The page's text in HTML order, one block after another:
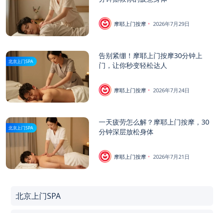
摩耶上门按摩 2026年7月29日
北京上门SPA
告别紧绷！摩耶上门按摩30分钟上
门，让你秒变轻松达人
摩耶上门按摩 2026年7月24日
北京上门SPA
一天疲劳怎么解？摩耶上门按摩，30
分钟深层放松身体
摩耶上门按摩 2026年7月21日
北京上门SPA